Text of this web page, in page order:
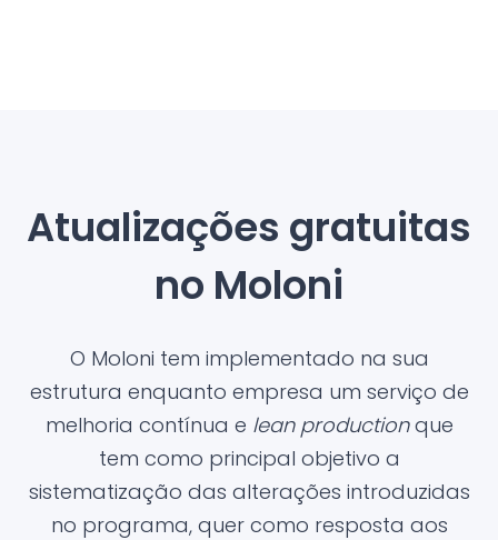
Atualizações gratuitas
no Moloni
O Moloni tem implementado na sua
estrutura enquanto empresa um serviço de
melhoria contínua e lean productionque
tem como principal objetivo a
sistematização das alterações introduzidas
no programa, quer como resposta aos